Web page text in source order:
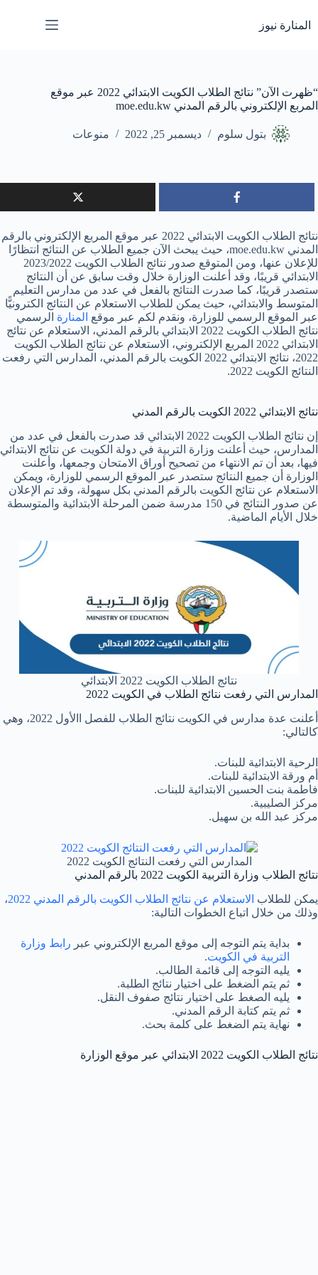
إلى
المحتوى
المنارة نيوز
“ظهرت الآن” نتائج الطلاب الكويت الابتدائي 2022 عبر موقع
المربع الإلكتروني بالرقم المدني moe.edu.kw
بتول سلوم ديسمبر 25, 2022 منوعات
نتائج الطلاب الكويت الابتدائي 2022 عبر موقع المربع الإلكتروني بالرقم
المدني moe.edu.kw، حيث يبحث الآن جميع الطلاب عن النتائج انتظارًا
للإعلان عنها، ومن المتوقع صدور نتائج الطلاب الكويت 2023/2022
الابتدائي قريبًا، وقد أعلنت الوزارة خلال وقت سابق عن أن النتائج
ستصدر قريبًا، كما صدرت النتائج بالفعل في عدد من مدارس التعليم
المتوسط والابتدائي، حيث يمكن للطلاب الاستعلام عن النتائج الكترونيًّا
عبر الموقع الرسمي للوزارة، ونقدم لكم عبر موقع المنارة الرسمي
نتائج الطلاب الكويت 2022 الابتدائي بالرقم المدني، الاستعلام عن نتائج
الابتدائي 2022 المربع الإلكتروني، الاستعلام عن نتائج الطلاب الكويت
2022، نتائج الابتدائي 2022 الكويت بالرقم المدني، المدارس التي رفعت
النتائج الكويت 2022.
نتائج الابتدائي 2022 الكويت بالرقم المدني
إن نتائج الطلاب الكويت 2022 الابتدائي قد صدرت بالفعل في عدد من
المدارس، حيث أعلنت وزارة التربية في دولة الكويت عن نتائج الابتدائي
فيها، بعد أن تم الانتهاء من تصحيح أوراق الامتحان وجمعها، وأعلنت
الوزارة أن جميع النتائج ستصدر عبر الموقع الرسمي للوزارة، ويمكن
الاستعلام عن نتائج الكويت بالرقم المدني بكل سهولة، وقد تم الإعلان
عن صدور النتائج في 150 مدرسة ضمن المرحلة الابتدائية والمتوسطة
خلال الأيام الماضية.
نتائج الطلاب الكويت 2022 الابتدائي
المدارس التي رفعت نتائج الطلاب في الكويت 2022
أعلنت عدة مدارس في الكويت نتائج الطلاب للفصل االأول 2022، وهي
كالتالي:
الرحية الابتدائية للبنات.
أم ورقة الابتدائية للبنات.
فاطمة بنت الحسين الابتدائية للبنات.
مركز الصليبية.
مركز عبد الله بن سهيل.
المدارس التي رفعت النتائج الكويت 2022
نتائج الطلاب وزارة التربية الكويت 2022 بالرقم المدني
يمكن للطلاب الاستعلام عن نتائج الطلاب الكويت بالرقم المدني 2022
،
وذلك من خلال اتباع الخطوات التالية:
بداية يتم التوجه إلى موقع المربع الإلكتروني عبر رابط وزارة
التربية في الكويت.
يليه التوجه إلى قائمة الطالب.
ثم يتم الضغط على اختيار نتائج الطلبة.
يليه الصغط على اختيار نتائج صفوف النقل.
ثم يتم كتابة الرقم المدني.
نهاية يتم الضغط على كلمة بحث.
نتائج الطلاب الكويت 2022 الابتدائي عبر موقع الوزارة